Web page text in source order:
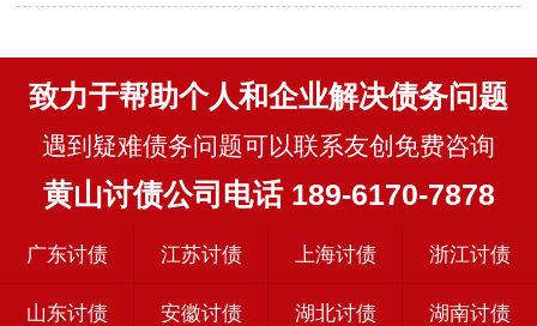
致力于帮助个人和企业解决债务问题
遇到疑难债务问题可以联系友创免费咨询
黄山讨债公司电话 189-6170-7878
广东讨债 江苏讨债 上海讨债 浙江讨债
山东讨债 安徽讨债 湖北讨债 湖南讨债